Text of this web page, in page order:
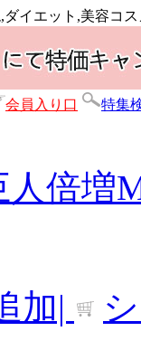
イエット,美容コ
会員入り口 特集
人倍増
加|